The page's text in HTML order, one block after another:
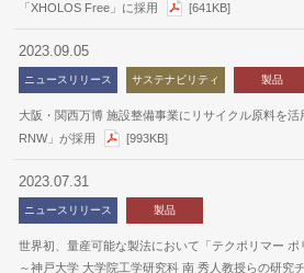
「XHOLOS Free」に採用
[641KB]
2023.09.05
ニュースリリース サステナビリティ 製品
大阪・関西万博 施設整備事業にリサイクル原料を活
RNW」が採用
[993KB]
2023.07.31
ニュースリリース 製品
世界初、量産可能な製法において「テクポリマー
～神戸大学 大学院工学研究科 南 秀人教授らの研究